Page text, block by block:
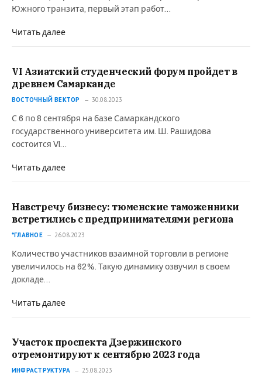
Южного транзита, первый этап работ…
Читать далее
VI Азиатский студенческий форум пройдет в
древнем Самарканде
ВОСТОЧНЫЙ ВЕКТОР 30.08.2023
С 6 по 8 сентября на базе Самаркандского
государственного университета им. Ш. Рашидова
состоится VI…
Читать далее
Навстречу бизнесу: тюменские таможенники
встретились с предпринимателями региона
*ГЛАВНОЕ 26.08.2023
Количество участников взаимной торговли в регионе
увеличилось на 62%. Такую динамику озвучил в своем
докладе…
Читать далее
Участок проспекта Дзержинского
отремонтируют к сентябрю 2023 года
ИНФРАСТРУКТУРА 25.08.2023